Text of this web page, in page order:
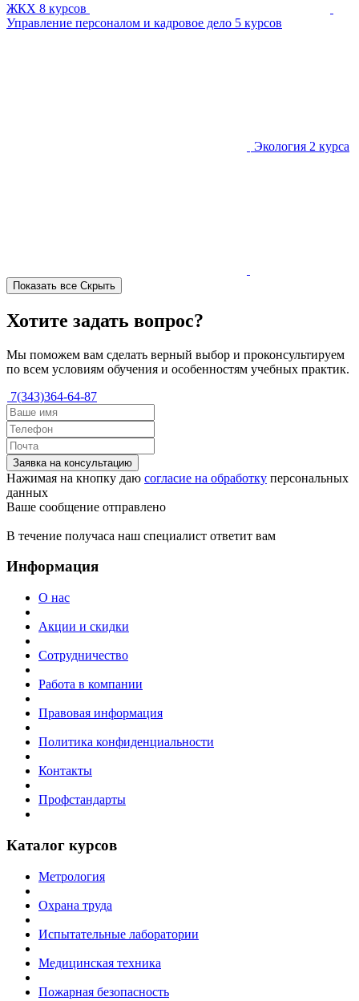
ЖКХ 8 курсов
Управление персоналом и кадровое дело 5 курсов
Экология 2 курса
Показать все Скрыть
Хотите задать вопрос?
Мы поможем вам сделать верный выбор и проконсультируем
по всем условиям обучения и особенностям учебных практик.
7(343)364-64-87
Заявка на консультацию
Нажимая на кнопку даю согласие на обработку персональных
данных
Ваше сообщение отправлено
В течение получаса наш специалист ответит вам
Информация
О нас
Акции и скидки
Сотрудничество
Работа в компании
Правовая информация
Политика конфиденциальности
Контакты
Профстандарты
Каталог курсов
Метрология
Охрана труда
Испытательные лаборатории
Медицинская техника
Пожарная безопасность